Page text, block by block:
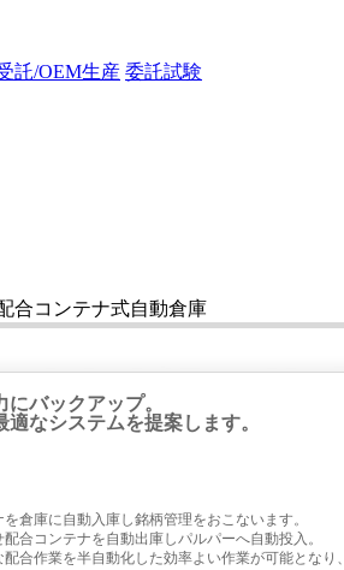
託/OEM生産 委託試験
合コンテナ式自動倉庫
バックアップ。
なシステムを提案します。
倉庫に自動入庫し銘柄管理をおこないます。
合コンテナを自動出庫しパルパーへ自動投入。
合作業を半自動化した効率よい作業が可能となり